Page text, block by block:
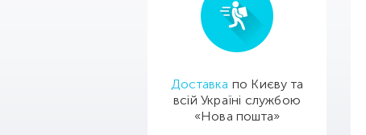
Доставка по Києву та
всій Україні службою
«Нова пошта»